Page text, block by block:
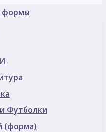
формы
Футболки
(форма)